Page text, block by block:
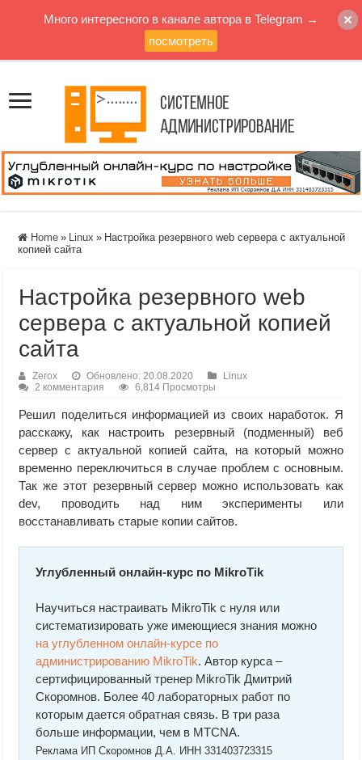
Home » Linux » Настройка резервного web сервера с актуальной
копией сайта
Настройка резервного web
сервера с актуальной копией
сайта
Zerox Обновлено: 20.08.2020
Linux
2 комментария
6,814 Просмотры
Решил поделиться информацией из своих наработок. Я
расскажу, как настроить резервный (подменный) веб
сервер с актуальной копией сайта, на который можно
временно переключиться в случае проблем с основным.
Так же этот резервный сервер можно использовать как
dev, проводить над ним эксперименты или
восстанавливать старые копии сайтов.
Углубленный онлайн-курс по MikroTik
Научиться настраивать MikroTik с нуля или
систематизировать уже имеющиеся знания можно
на углубленном онлайн-курcе по
администрированию MikroTik. Автор курcа –
сертифицированный тренер MikroTik Дмитрий
Скоромнов. Более 40 лабораторных работ по
которым дается обратная связь. В три раза
больше информации, чем в MTCNA.
Реклама ИП Скоромнов Д.А. ИНН 331403723315
Много интересного в канале автора в Telegram →
посмотреть